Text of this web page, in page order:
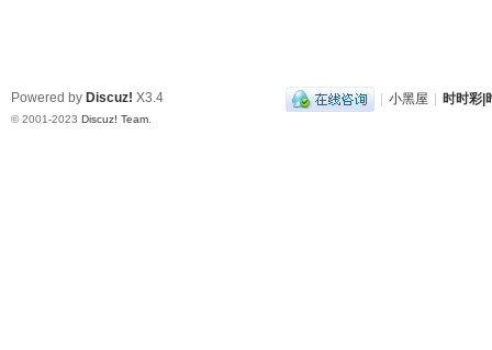
| 小黑屋 | 时时彩|
Powered by Discuz! X3.4
© 2001-2023 Discuz! Team